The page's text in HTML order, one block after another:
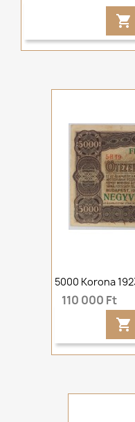

5000 Korona
110 000 Ft
